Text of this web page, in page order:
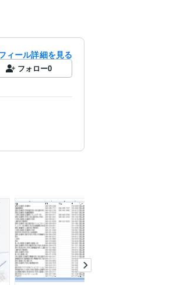
ィール詳細を見る
フォロー0